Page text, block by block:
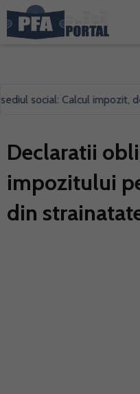
social: Calcul impozit,
Declaratii
impozitului
din